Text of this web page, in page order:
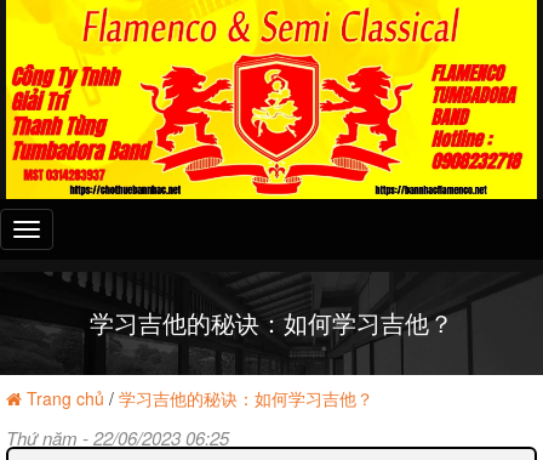
Đây
là
menu
学习吉他的秘诀：如何学习吉他？
Trang chủ / 学习吉他的秘诀：如何学习吉他？
Thứ năm - 22/06/2023 06:25